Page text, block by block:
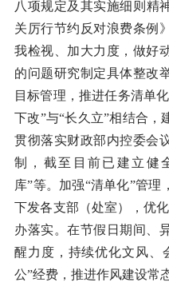
八项规定及其实施细则精
关厉行节约反对浪费条例
我检视、加大力度，做好
的问题研究制定具体整改
目标管理，推进任务清单
下改”与“长久立”相结合，
贯彻落实财政部内控委会
制，截至目前已建立健
库”等。加强“清单化”管
下发各支部（处室），优
办落实。在节假日期间、
醒力度，持续优化文风、
公”经费，推进作风建设常